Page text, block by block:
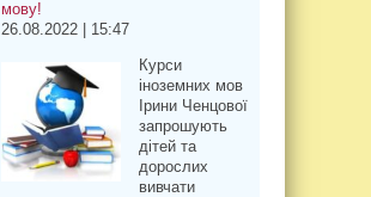
мову!
26.08.2022 | 15:47
Курси
іноземних мов
Ірини Ченцової
запрошують
дітей та
дорослих
вивчати